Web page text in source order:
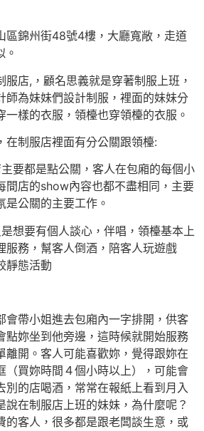
區錦州街48號4樓，大廳寬敞，走道
。
服店,，顧名思義就是穿著制服上班，
師為妹妹們設計制服，裡面的妹妹分
一樣的衣服，領檯也穿領檯的衣服。
在制服店裡面有分公關跟領檯:
要都是點公關，客人在包廂的每個小
間店的show內容也都不盡相同，主要
是公關的主要工作。
想要有個人談心，伴唱，領檯基本上
服務，幫客人倒酒，陪客人玩遊戲
靜態活動
會帶小姐進去包廂內一字排開，供客
點妳坐到他旁邊，這時候就開始服務
離開。客人可能喜歡妳，覺得跟妳在
（買妳時間４個小時以上），可能會
別的店喝酒，常常在報紙上看到月入
說在制服店上班的妹妹，為什麼呢？
的客人，很多都是跟老闆談生意，或